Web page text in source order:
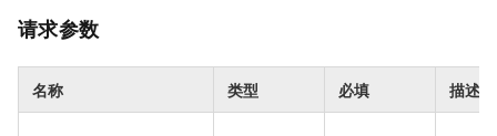
请求参数
名称 类型 必填 描述